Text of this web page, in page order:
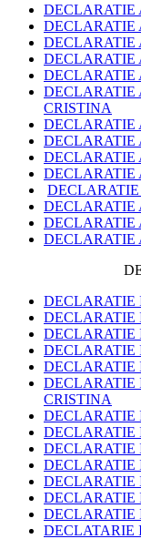
DECLARATIE
DECLARATIE
DECLARATIE
DECLARATIE
DECLARATIE
DECLARATIE
CRISTINA
DECLARATIE
DECLARATIE
DECLARATIE
DECLARATIE
DECLARATIE
DECLARATIE
DECLARATIE
DECLARATIE
DECLARATIE
DECLARATIE
DECLARATIE
DECLARATIE
DECLARATIE
CRISTINA
DECLARATIE
DECLARATIE
DECLARATIE
DECLARATIE
DECLARATIE
DECLARATIE
DECLARATIE
DECLATARIE